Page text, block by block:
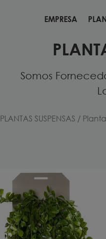
EMPRESA
EMPRESA
Somos
PLANTAS SUSPENSAS / Planta